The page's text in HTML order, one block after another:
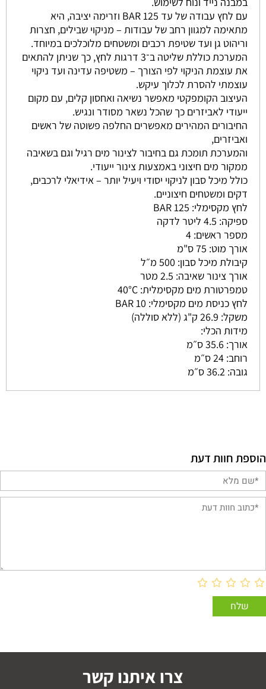
עם לחץ עבודה של עד 125 BAR וזרימה יציבה, היא
מתאימה למגוון רחב של עבודות – מניקוי שבילים, חצרות
וריהוט גן ועד שטיפת רכבים ומשטחים מלוכלכים במיוחד.
המערכת כוללת שליטה ב־3 דרגות לחץ, כך שניתן להתאים
את עוצמת הניקוי לפי הצורך – משטיפה עדינה ועד ניקוי
עוצמתי להסרת לכלוך עיקש.
העיצוב הקומפקטי מאפשר נשיאה ואחסון קלים, עם מקום
ייעודי לאביזרים כך שהכל נשאר מסודר ונגיש.
החיבורים המהירים מאפשרים החלפה פשוטה של ראשים
ואביזרים,
והמערכת תומכת גם בחיבור לצינור מים רגיל וגם בשאיבה
ממקור מים חיצוני באמצעות צינור ייעודי.
כולל מיכל סבון לניקוי יסודי ויעיל יותר – אידיאלי לרכבים,
דקים ומשטחים חיצוניים.
לחץ מקסימלי: 125 BAR
ספיקה: 4.5 ליטר לדקה
מספר ראשים: 4
אורך מוט: 75 ס"מ
קיבולת מיכל סבון: 500 מ״ל
אורך צינור שאיבה: 2.5 מטר
טמפרטורת מים מקסימלית: 40°C
לחץ כניסת מים מקסימלי: 10 BAR
משקל: 26.9 ק"ג (ללא סוללה)
מידות הכלי:
אורך: 35.6 ס״מ
רוחב: 24 ס״מ
גובה: 36.2 ס״מ
הוספת חוות דעת
צרו איתנו קשר